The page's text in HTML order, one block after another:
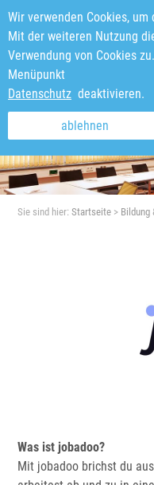
ablehnen
Wir verwenden Cookies,
Mit der weiteren Nutzung
Verwendung von Cookies
Menüpunkt
Datenschutz deaktivieren.
Sie sind hier:Startseite > Bildung
Was ist jobadoo?
Mit jobadoo brichst du